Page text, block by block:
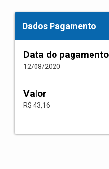
Dados Pagamento
Data do pagamento
12/08/2020
Valor
R$ 43,16